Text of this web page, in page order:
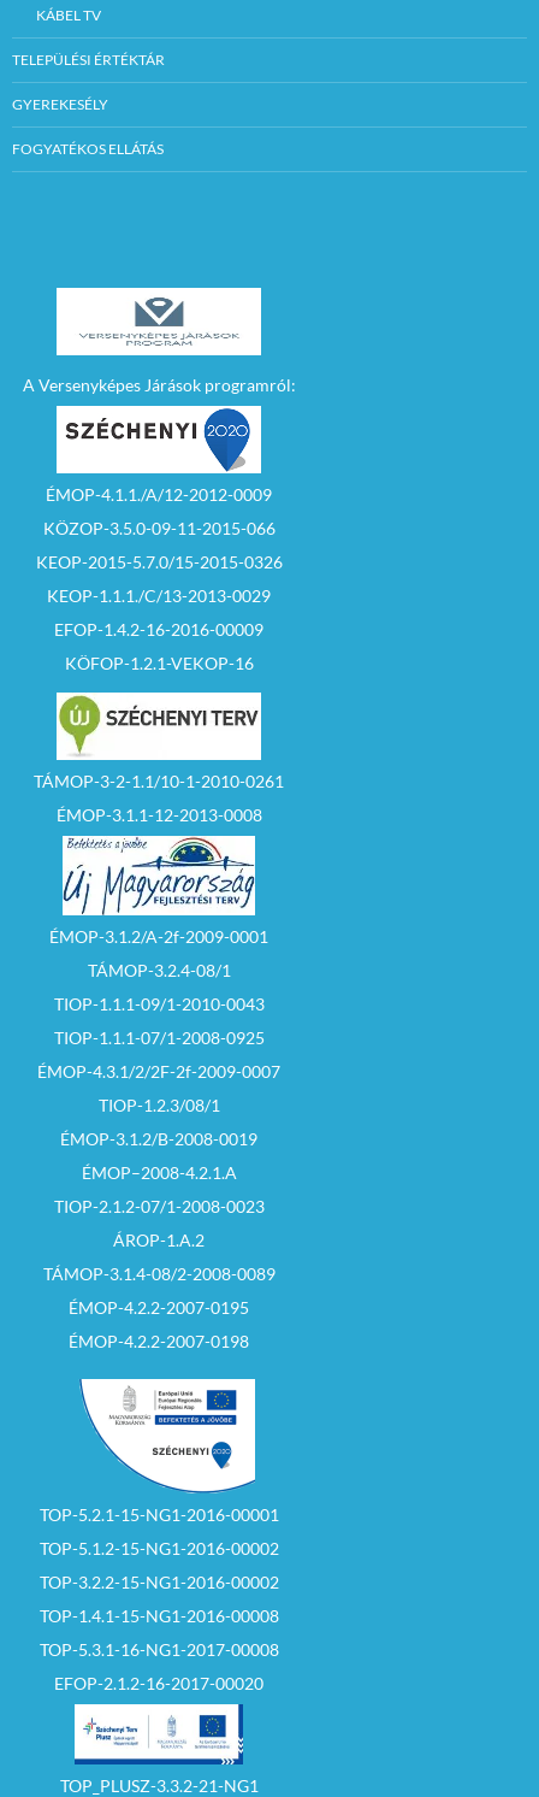
KÁBEL TV
TELEPÜLÉSI ÉRTÉKTÁR
GYEREKESÉLY
FOGYATÉKOS ELLÁTÁS
A Versenyképes Járások programról:
ÉMOP-4.1.1./A/12-2012-0009
KÖZOP-3.5.0-09-11-2015-066
KEOP-2015-5.7.0/15-2015-0326
KEOP-1.1.1./C/13-2013-0029
EFOP-1.4.2-16-2016-00009
KÖFOP-1.2.1-VEKOP-16
TÁMOP-3-2-1.1/10-1-2010-0261
ÉMOP-3.1.1-12-2013-0008
ÉMOP-3.1.2/A-2f-2009-0001
TÁMOP-3.2.4-08/1
TIOP-1.1.1-09/1-2010-0043
TIOP-1.1.1-07/1-2008-0925
ÉMOP-4.3.1/2/2F-2f-2009-0007
TIOP-1.2.3/08/1
ÉMOP-3.1.2/B-2008-0019
ÉMOP–2008-4.2.1.A
TIOP-2.1.2-07/1-2008-0023
ÁROP-1.A.2
TÁMOP-3.1.4-08/2-2008-0089
ÉMOP-4.2.2-2007-0195
ÉMOP-4.2.2-2007-0198
TOP-5.2.1-15-NG1-2016-00001
TOP-5.1.2-15-NG1-2016-00002
TOP-3.2.2-15-NG1-2016-00002
TOP-1.4.1-15-NG1-2016-00008
TOP-5.3.1-16-NG1-2017-00008
EFOP-2.1.2-16-2017-00020
TOP_PLUSZ-3.3.2-21-NG1